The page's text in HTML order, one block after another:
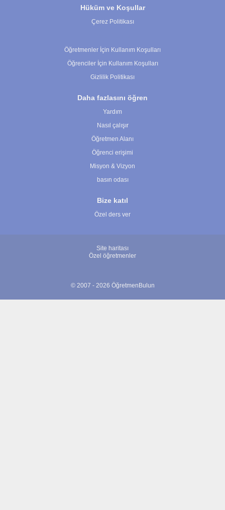
Hüküm ve Koşullar
Çerez Politikası
Öğretmenler İçin Kullanım Koşulları
Öğrenciler İçin Kullanım Koşulları
Gizlilik Politikası
Daha fazlasını öğren
Yardım
Nasıl çalışır
Öğretmen Alanı
Öğrenci erişimi
Misyon & Vizyon
basın odası
Bize katıl
Özel ders ver
Site haritası
Özel öğretmenler
© 2007 - 2026 ÖğretmenBulun